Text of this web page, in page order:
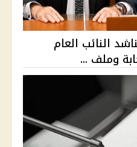
الـ4% تناشد النائب العام
وملف ...